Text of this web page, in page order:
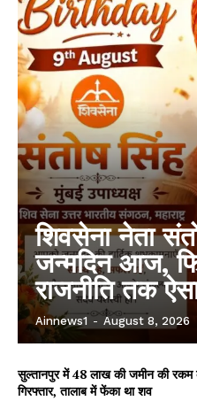
शिवसेना नेता
जन्मदिन आज,
राजनीति तक
Ainnews1 - August 8, 2026
सुल्तानपुर में 48 लाख की जमीन की रकम
गिरफ्तार, तालाब में फेंका था शव